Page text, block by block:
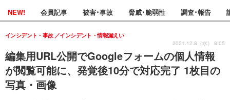
NEW! 会員記事 被害･事故 脅威･脆弱性 調査･報告
編集用URL公開でGoogleフォームの個人情報
が閲覧可能に、発覚後10分で対応完了 1枚目の
写真・画像
インシデント・事故 インシデント・情報漏えい
2021.12.8（水） 8:05